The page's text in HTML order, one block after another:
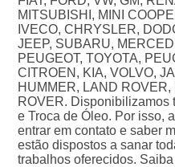
MITSUBISHI, MINI
IVECO, CHRYSLER,
JEEP, SUBARU,
PEUGEOT, TOYOTA,
CITROEN, KIA, VOLVO,
HUMMER, LAND
ROVER. Disponibilizamos
e Troca de Óleo. Por isso,
entrar em contato e saber
estão dispostos a sanar
trabalhos oferecidos.